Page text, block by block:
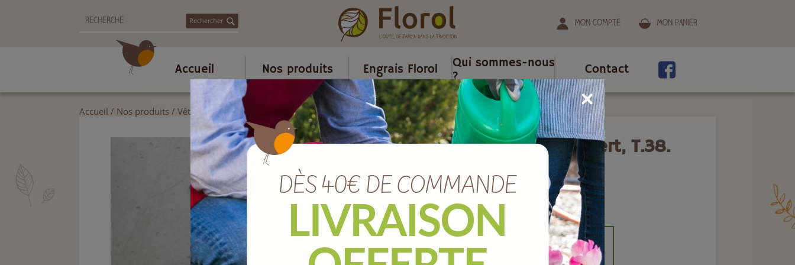
Rechercher Mon compte Mon panier
Accueil Nos produits Engrais Florol
Qui sommes-nous
?
Contact
Accueil / Nos produits /Vêtements, gants, protection et sécurité jardin/Bottes de jardin pvc vert, t.38.
Bottes de jardin PVC vert, T.38.
Ref : JPVC38
EAN :
3466670408381
Quantité :